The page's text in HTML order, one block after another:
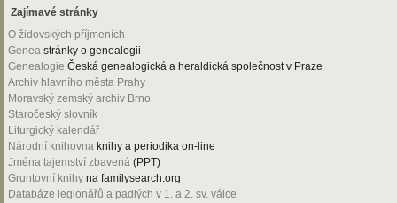
Zajímavé stránky
O židovských příjmeních
Genea stránky o genealogii
Genealogie Česká genealogická a heraldická společnost v Praze
Archiv hlavního města Prahy
Moravský zemský archiv Brno
Staročeský slovník
Liturgický kalendář
Národní knihovna knihy a periodika on-line
Jména tajemství zbavená (PPT)
Gruntovní knihy na familysearch.org
Databáze legionářů a padlých v 1. a 2. sv. válce